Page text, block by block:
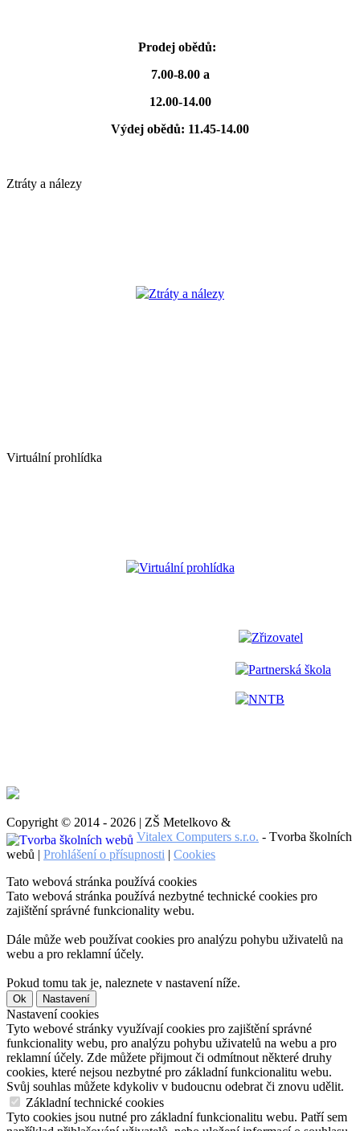
Prodej obědů:
7.00-8.00 a
12.00-14.00
Výdej obědů: 11.45-14.00
Ztráty a nálezy
Ztráty a nálezy
Virtuální prohlídka
Virtuální prohlídka
Zřizovatel
Partnerská škola
NNTB
Copyright © 2014 - 2026 | ZŠ Metelkovo &
Vitalex Computers s.r.o. - Tvorba školních
webů | Prohlášení o přísupnosti | Cookies
Tato webová stránka používá cookies
Tato webová stránka používá nezbytné technické cookies pro
zajištění správné funkcionality webu.
Dále může web používat cookies pro analýzu pohybu uživatelů na
webu a pro reklamní účely.
Pokud tomu tak je, naleznete v nastavení níže.
Ok Nastavení
Nastavení cookies
Tyto webové stránky využívají cookies pro zajištění správné
funkcionality webu, pro analýzu pohybu uživatelů na webu a pro
reklamní účely. Zde můžete přijmout či odmítnout některé druhy
cookies, které nejsou nezbytné pro základní funkcionalitu webu.
Svůj souhlas můžete kdykoliv v budoucnu odebrat či znovu udělit.
Základní technické cookies
Tyto cookies jsou nutné pro základní funkcionalitu webu. Patří sem